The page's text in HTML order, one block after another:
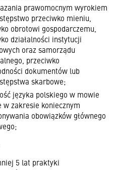
prawomocnym wyrokiem
przeciwko mieniu,
obrotowi gospodarczemu,
działalności instytucji
oraz samorządu
przeciwko
dokumentów lub
skarbowe;
języka polskiego w mowie
w zakresie koniecznym
obowiązków głównego
5 lat praktyki